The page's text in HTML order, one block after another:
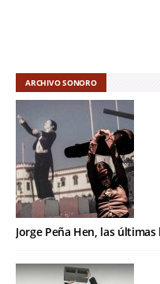
ARCHIVO SONORO
Jorge Peña Hen, las